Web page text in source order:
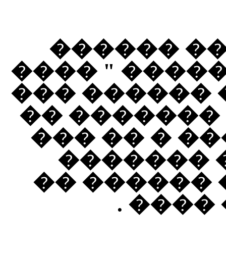
���� ��
" ��� �����
���� ��
�����
������
������
����